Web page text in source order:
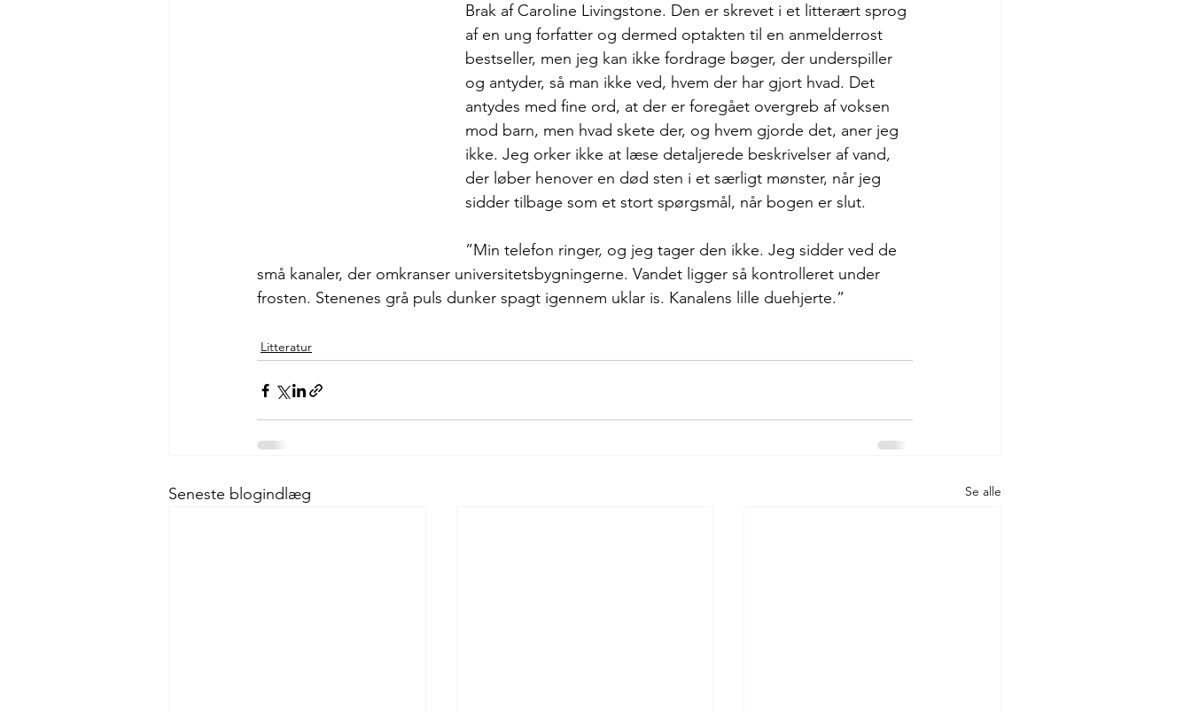
Brak af Caroline Livingstone. Den er skrevet i et litterært sprog
af en ung forfatter og dermed optakten til en anmelderrost
bestseller, men jeg kan ikke fordrage bøger, der underspiller
og antyder, så man ikke ved, hvem der har gjort hvad. Det
antydes med fine ord, at der er foregået overgreb af voksen
mod barn, men hvad skete der, og hvem gjorde det, aner jeg
ikke. Jeg orker ikke at læse detaljerede beskrivelser af vand,
der løber henover en død sten i et særligt mønster, når jeg
sidder tilbage som et stort spørgsmål, når bogen er slut.
”Min telefon ringer, og jeg tager den ikke. Jeg sidder ved de
små kanaler, der omkranser universitetsbygningerne. Vandet ligger så kontrolleret under
frosten. Stenenes grå puls dunker spagt igennem uklar is. Kanalens lille duehjerte.”
Litteratur
Seneste blogindlæg Se alle